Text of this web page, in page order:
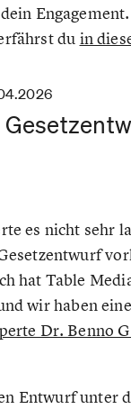
du in
es nicht sehr
hat Table
wir haben
Dr. Benno
Entwurf unter